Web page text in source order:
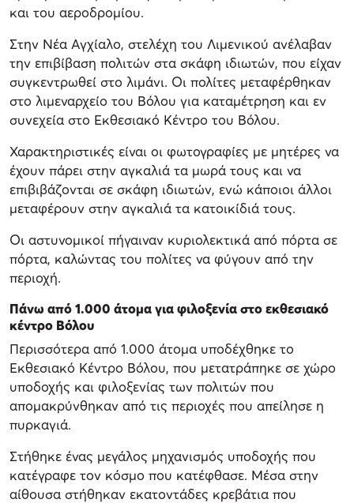
και του αεροδρομίου.
Στην Νέα Αγχίαλο, στελέχη του Λιμενικού ανέλαβαν
την επιβίβαση πολιτών στα σκάφη ιδιωτών, που είχαν
συγκεντρωθεί στο λιμάνι. Οι πολίτες μεταφέρθηκαν
στο λιμεναρχείο του Βόλου για καταμέτρηση και εν
συνεχεία στο Εκθεσιακό Κέντρο του Βόλου.
Χαρακτηριστικές είναι οι φωτογραφίες με μητέρες να
έχουν πάρει στην αγκαλιά τα μωρά τους και να
επιβιβάζονται σε σκάφη ιδιωτών, ενώ κάποιοι άλλοι
μεταφέρουν στην αγκαλιά τα κατοικίδιά τους.
Οι αστυνομικοί πήγαιναν κυριολεκτικά από πόρτα σε
πόρτα, καλώντας του πολίτες να φύγουν από την
περιοχή.
Πάνω από 1.000 άτομα για φιλοξενία στο εκθεσιακό
κέντρο Βόλου
Περισσότερα από 1.000 άτομα υποδέχθηκε το
Εκθεσιακό Κέντρο Βόλου, που μετατράπηκε σε χώρο
υποδοχής και φιλοξενίας των πολιτών που
απομακρύνθηκαν από τις περιοχές που απείλησε η
πυρκαγιά.
Στήθηκε ένας μεγάλος μηχανισμός υποδοχής που
κατέγραφε τον κόσμο που κατέφθασε. Μέσα στην
αίθουσα στήθηκαν εκατοντάδες κρεβάτια που